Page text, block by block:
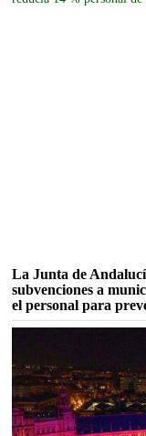
La Junta de
subvenciones a
el personal para